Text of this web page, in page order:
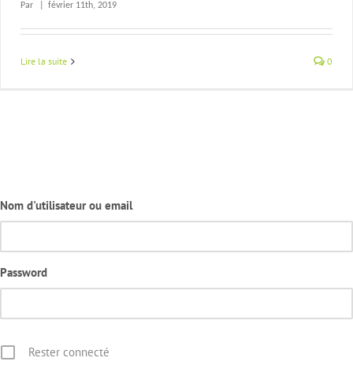
Par février 11th, 2019
Lire la suite 0
Nom d'utilisateur ou email
Password
Rester connecté